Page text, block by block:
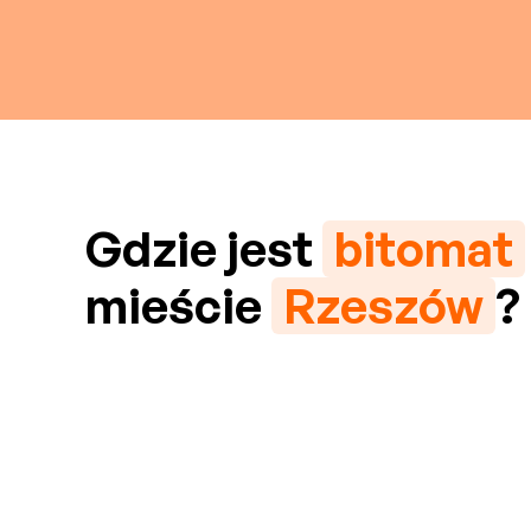
Gdzie jest bitomat
mieście Rzeszów ?